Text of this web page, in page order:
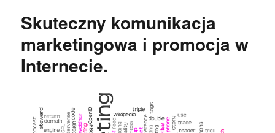
Skuteczny komunikacja
marketingowa i promocja w
Internecie.